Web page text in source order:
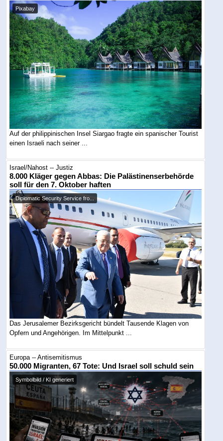
Pixabay
Auf der philippinischen Insel Siargao fragte ein spanischer Tourist
einen Israeli nach seiner ...
Israel/Nahost -- Justiz
8.000 Kläger gegen Abbas: Die Palästinenserbehörde
soll für den 7. Oktober haften
Diplomatic Security Service fro...
Das Jerusalemer Bezirksgericht bündelt Tausende Klagen von
Opfern und Angehörigen. Im Mittelpunkt ...
Europa -- Antisemitismus
50.000 Migranten, 67 Tote: Und Israel soll schuld sein
Symbolbild / KI generiert